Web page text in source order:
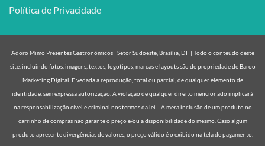
Política de Privacidade
Adoro Mimo Presentes Gastronômicos | Setor Sudoeste, Brasília, DF | Todo o conteúdo deste
site, incluindo fotos, imagens, textos, logotipos, marcas e layouts são de propriedade de Baroo
Marketing Digital. É vedada a reprodução, total ou parcial, de qualquer elemento de
identidade, sem expressa autorização. A violação de qualquer direito mencionado implicará
na responsabilização cível e criminal nos termos da lei. | A mera inclusão de um produto no
carrinho de compras não garante o preço e/ou a disponibilidade do mesmo. Caso algum
produto apresente divergências de valores, o preço válido é o exibido na tela de pagamento.